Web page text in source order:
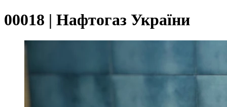
00018 | Нафтогаз України